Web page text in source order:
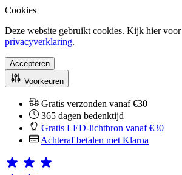
Cookies
Deze website gebruikt cookies. Kijk hier voor
privacyverklaring.
Accepteren
Voorkeuren
Gratis verzonden vanaf €30
365 dagen bedenktijd
Gratis LED-lichtbron vanaf €30
Achteraf betalen met Klarna